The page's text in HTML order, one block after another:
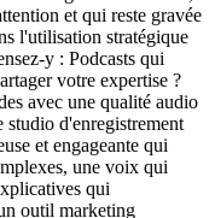
et qui reste gravée
l'utilisation stratégique
y : Podcasts qui
votre expertise ?
avec une qualité audio
studio d'enregistrement
et engageante qui
une voix qui
qui
outil marketing